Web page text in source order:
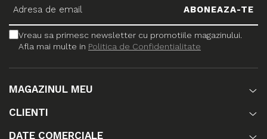
Vreau sa primesc newsletter cu promotiile magazinului.
Afla mai multe in Politica de Confidentialitate
MAGAZINUL MEU
CLIENTI
DATE COMERCIALE